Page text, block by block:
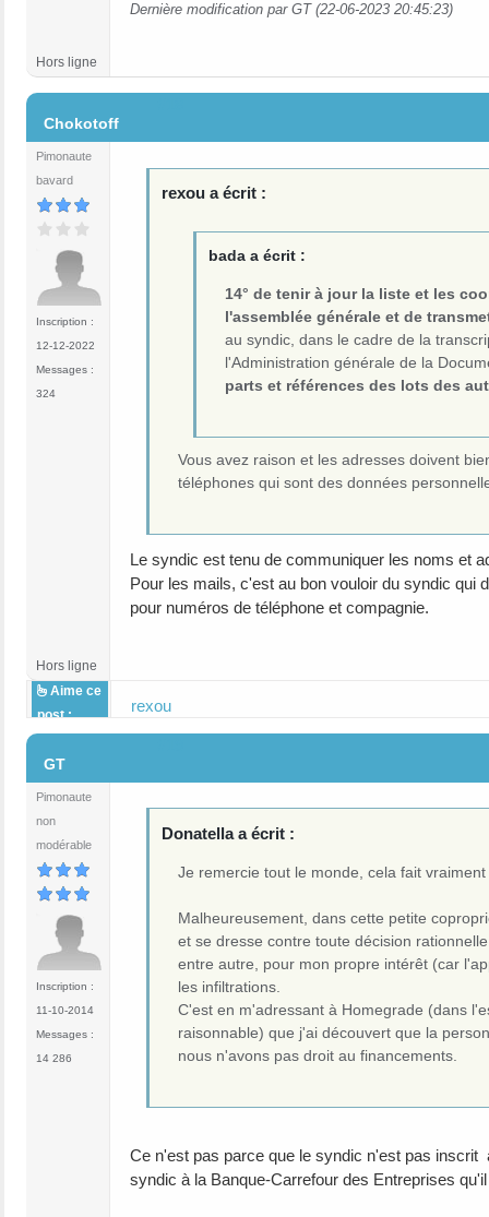
Dernière modification par GT (22-06-2023 20:45:23)
Hors ligne
Chokotoff
Pimonaute
bavard
Inscription :
12-12-2022
Messages :
324
rexou a écrit :
bada a écrit :
14° de tenir à jour la liste et les
l'assemblée générale et de
au syndic, dans le cadre de la
l'Administration générale de la
parts et références des lots des
Vous avez raison et les adresses doivent
téléphones qui sont des données
Le syndic est tenu de communiquer les noms et
Pour les mails, c'est au bon vouloir du syndic qui
pour numéros de téléphone et compagnie.
Hors ligne
Aime ce
post :
rexou
GT
Pimonaute
non
modérable
Inscription :
11-10-2014
Messages :
14 286
Donatella a écrit :
Je remercie tout le monde, cela fait
Malheureusement, dans cette petite
et se dresse contre toute décision
entre autre, pour mon propre intérêt (car
les infiltrations.
C'est en m'adressant à Homegrade (dans
raisonnable) que j'ai découvert que la
nous n'avons pas droit au financements.
Ce n'est pas parce que le syndic n'est pas inscrit
syndic à la Banque-Carrefour des Entreprises